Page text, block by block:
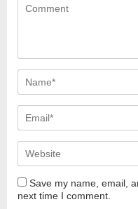
Save my name, email,
next time I comment.